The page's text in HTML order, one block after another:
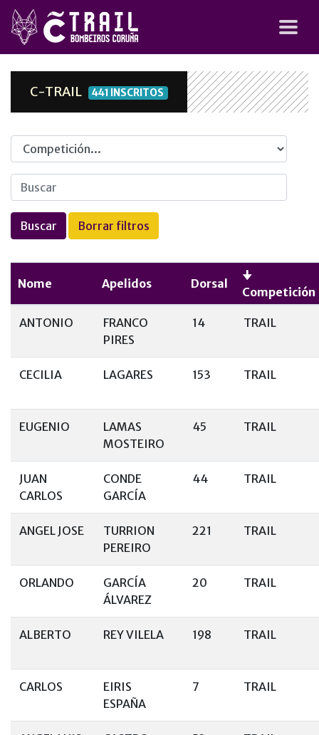
C-TRAIL 441 INSCRITOS
Competicion
Nome Apelidos Dorsal
Competición
ANTONIO
FRANCO
PIRES
14 TRAIL
CECILIA LAGARES 153 TRAIL
EUGENIO
LAMAS
MOSTEIRO
45 TRAIL
JUAN
CARLOS
CONDE
GARCÍA
44 TRAIL
ANGEL JOSE
TURRION
PEREIRO
221 TRAIL
ORLANDO
GARCÍA
ÁLVAREZ
20 TRAIL
ALBERTO REY VILELA 198 TRAIL
CARLOS
EIRIS
ESPAÑA
7 TRAIL